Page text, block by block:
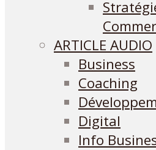
ARTICLE AUDIO
Business
Coaching
Digital
Info